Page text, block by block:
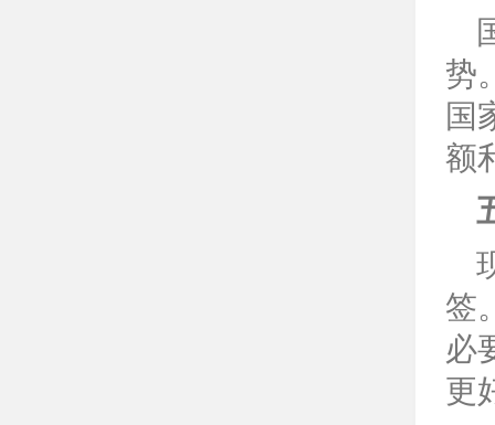
势
国
额
签
必
更